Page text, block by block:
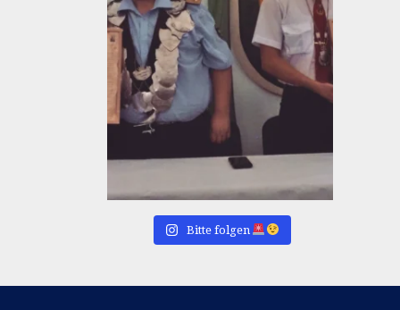
Bitte folgen